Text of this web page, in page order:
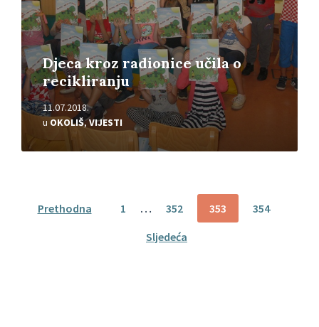
Djeca kroz radionice učila o
recikliranju
11.07.2018.
u OKOLIŠ,VIJESTI
Brojevi
Prethodna 1 … 352 353
354
Sljedeća